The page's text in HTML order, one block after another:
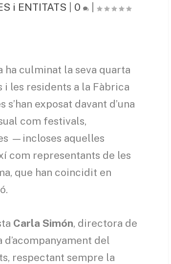
i ENTITATS 0 |
ha culminat la seva quarta
les residents a la Fàbrica
exposat davant d’una
com festivals,
—incloses aquelles
com representants de les
que han coincidit en
Carla Simón, directora de
del
respectant sempre la